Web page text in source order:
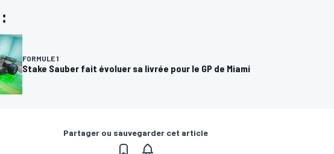
FORMULE 1
Stake Sauber fait évoluer sa livrée pour le GP de Miami
Partager ou sauvegarder cet article